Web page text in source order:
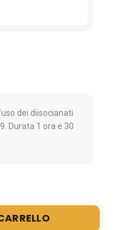
dei diisocianati
Durata 1 ora e 30